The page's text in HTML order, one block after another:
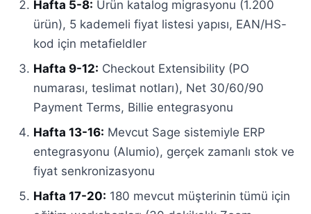
Hafta 5-8: Ürün katalog migrasyonu (1.200
ürün), 5 kademeli fiyat listesi yapısı, EAN/HS-
kod için metafieldler
Hafta 9-12: Checkout Extensibility (PO
numarası, teslimat notları), Net 30/60/90
Payment Terms, Billie entegrasyonu
Hafta 13-16: Mevcut Sage sistemiyle ERP
entegrasyonu (Alumio), gerçek zamanlı stok ve
fiyat senkronizasyonu
Hafta 17-20: 180 mevcut müşterinin tümü için